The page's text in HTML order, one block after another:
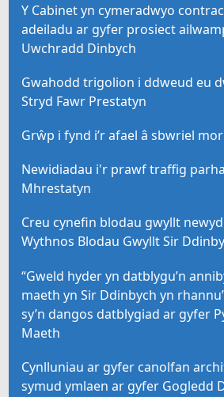
Y Cabinet yn cymeradwyo
adeiladu ar gyfer prosiect
Uwchradd Dinbych
Gwahodd trigolion i ddweud eu
Stryd Fawr Prestatyn
Grŵp i fynd i’r afael â sbwriel
Newidiadau i'r prawf traffig
Mhrestatyn
Creu cynefin blodau gwyllt
Wythnos Blodau Gwyllt Sir
“Gweld hyder yn datblygu’n
maeth yn Sir Ddinbych yn
sy’n dangos datblygiad ar gyfer
Maeth
Cynlluniau ar gyfer canolfan
symud ymlaen ar gyfer Gogledd